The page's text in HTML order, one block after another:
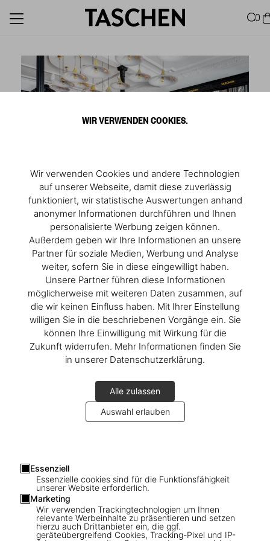
WIR VERWENDEN COOKIES.
Wir verwenden Cookies und andere Technologien
auf unserer Webseite, damit diese zuverlässig
funktioniert, wir statistische Auswertungen anhand
anonymer Informationen durchführen und Ihnen
personalisierte Werbung zeigen können.
Außerdem geben wir Ihre Informationen an unsere
Partner für soziale Medien, Werbung und Analyse
weiter, sofern Sie in diese eingewilligt haben.
Unsere Partner führen diese Informationen
möglicherweise mit weiteren Daten zusammen, auf
die wir keinen Einfluss haben. Mit Ihrer Einstellung
willigen Sie in die beschriebenen Vorgänge ein. Sie
können Ihre Einwilligung mit Wirkung für die
Zukunft widerrufen. Mehr Informationen finden Sie
in unserer Datenschutzerklärung.
Alle zulassen
Auswahl erlauben
Essenziell
Essenzielle cookies sind für die Funktionsfähigkeit
unserer Website erforderlich.
Marketing
Wir verwenden Trackingtechnologien um Ihnen
relevante Werbeinhalte zu präsentieren und setzen
hierzu auch Drittanbieter ein, die ggf.
geräteübergreifend Cookies, Tracking-Pixel und IP-
0
1 6
Store Madrid
Calle del Barquillo, 30
28004 Madrid
Spanien
Auf der Karte anzeigen
Montag–Sonntag 11:00–20:00 Uhr
store-madrid@taschen.com
playfully mixes lamps by Danish designers
Torsten Thorup, lending the space a contemporary feel while
maintaining the endearing character of the original – creating a
new world of TASCHEN books enveloped in the rich bohemian past
of the neighborhood.